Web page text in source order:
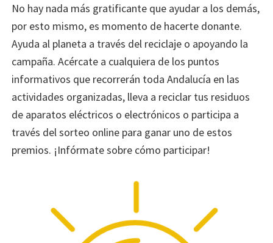
No hay nada más gratificante que ayudar a los demás,
por esto mismo, es momento de hacerte donante.
Ayuda al planeta a través del reciclaje o apoyando la
campaña. Acércate a cualquiera de los puntos
informativos que recorrerán toda Andalucía en las
actividades organizadas, lleva a reciclar tus residuos
de aparatos eléctricos o electrónicos o participa a
través del sorteo online para ganar uno de estos
premios. ¡Infórmate sobre cómo participar!